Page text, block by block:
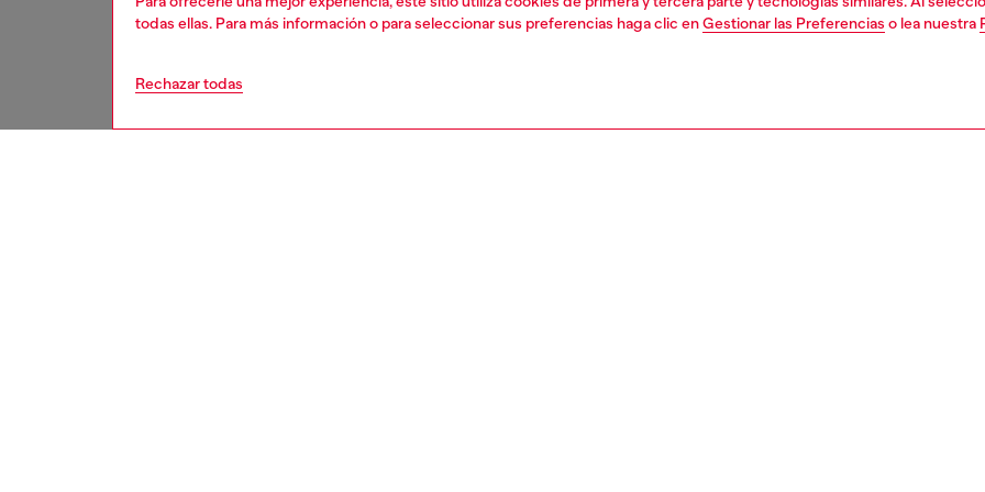
todas ellas. Para más información o para seleccionar sus preferencias haga clic enGestionar las Preferencias o lea nuestra
Rechazar todas